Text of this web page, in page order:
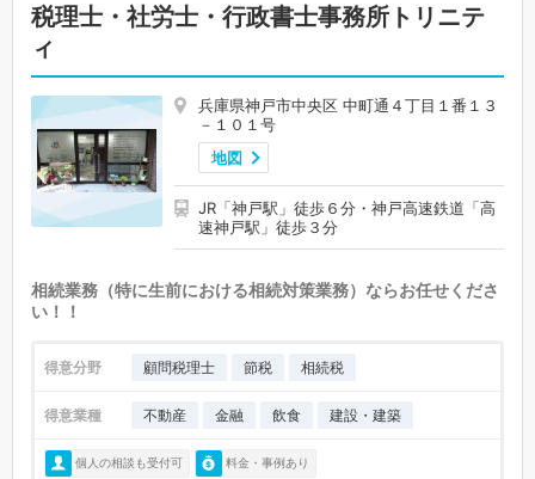
税理士・社労士・行政書士事務所トリニテ
ィ
兵庫県神戸市中央区 中町通４丁目１番１３
－１０１号
地図
JR「神戸駅」徒歩６分・神戸高速鉄道「高
速神戸駅」徒歩３分
相続業務（特に生前における相続対策業務）ならお任せくださ
い！！
得意分野 顧問税理士 節税 相続税
得意業種 不動産 金融 飲食 建設・建築
個人の相談も受付可 料金・事例あり